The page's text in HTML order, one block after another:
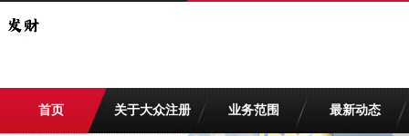
首页 关于大众注册 业务范围 最新动态